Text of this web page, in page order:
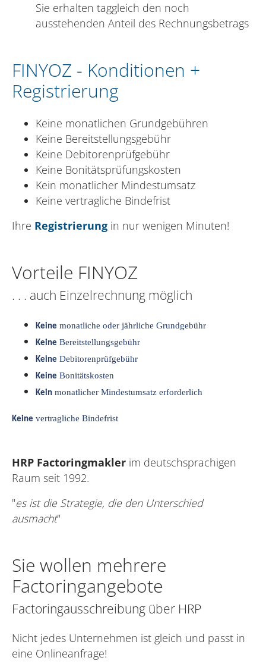
Sie erhalten taggleich den noch
ausstehenden Anteil des Rechnungsbetrags
FINYOZ - Konditionen +
Registrierung
Keine monatlichen Grundgebühren
Keine Bereitstellungsgebühr
Keine Debitorenprüfgebühr
Keine Bonitätsprüfungskosten
Kein monatlicher Mindestumsatz
Keine vertragliche Bindefrist
Ihre Registrierung in nur wenigen Minuten!
Vorteile FINYOZ
. . . auch Einzelrechnung möglich
Keine monatliche oder jährliche Grundgebühr
Keine Bereitstellungsgebühr
Keine Debitorenprüfgebühr
Keine Bonitätskosten
Kein monatlicher Mindestumsatz erforderlich
Keine vertragliche Bindefrist
HRP Factoringmakler im deutschsprachigen
Raum seit 1992.
"es ist die Strategie, die den Unterschied
ausmacht"
Sie wollen mehrere
Factoringangebote
Factoringausschreibung über HRP
Nicht jedes Unternehmen ist gleich und passt in
eine Onlineanfrage!